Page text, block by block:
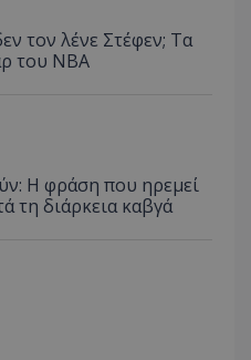
τον λένε Στέφεν; Τα
του NBA
Η φράση που ηρεμεί
τη διάρκεια καβγά